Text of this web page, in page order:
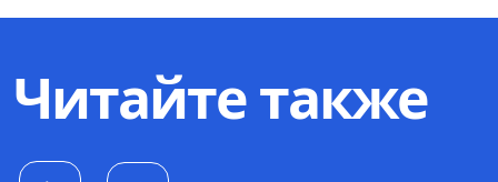
Читайте также